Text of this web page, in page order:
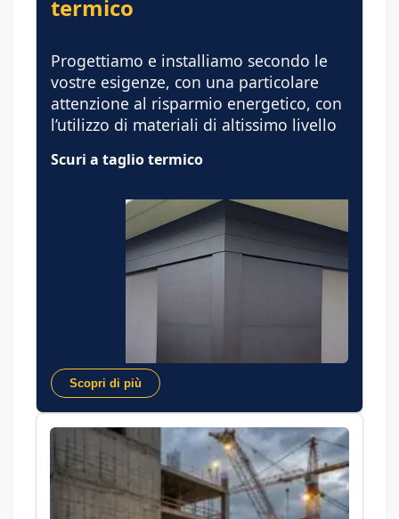
termico
Progettiamo e installiamo secondo le
vostre esigenze, con una particolare
attenzione al risparmio energetico, con
l’utilizzo di materiali di altissimo livello
Scuri a taglio termico
Scopri di più